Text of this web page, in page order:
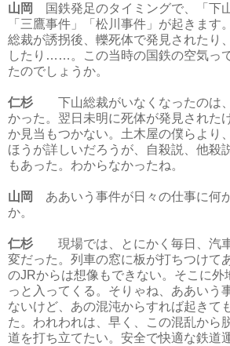
山岡
国鉄発足のタイミングで、「下
「三鷹事件」「松川事件」が起きます
総裁が誘拐後、轢死体で発見されたり
したり……。この当時の国鉄の空気っ
たのでしょうか。
仁杉
下山総裁がいなくなったのは
かった。翌日未明に死体が発見された
か見当もつかない。土木屋の僕らより
ほうが詳しいだろうが、自殺説、他殺
もあった。わからなかったね。
山岡
ああいう事件が日々の仕事に何
か。
仁杉
現場では、とにかく毎日、汽
変だった。列車の窓に板が打ちつけて
のJRからは想像もできない。そこに外
っと入ってくる。そりゃね、ああいう
ないけど、あの混沌からすれば起きて
た。われわれは、早く、この混乱から
道を打ち立てたい。安全で快適な鉄道